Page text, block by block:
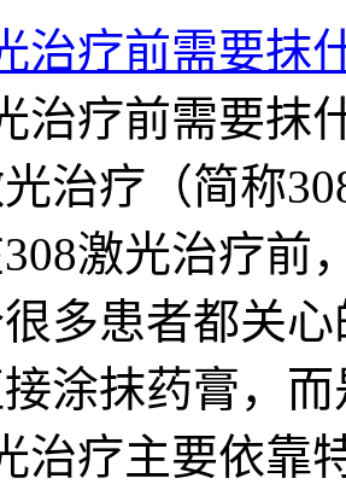
治疗前需要抹
治疗前需要抹
治疗（简称
激光治疗前
多患者都关
涂抹药膏，
治疗主要依靠